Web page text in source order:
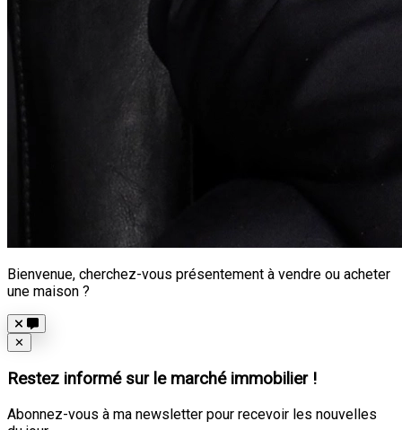
Bienvenue, cherchez-vous présentement à vendre ou acheter
une maison ?
Close
✕
Restez informé sur le marché immobilier !
Abonnez-vous à ma newsletter pour recevoir les nouvelles